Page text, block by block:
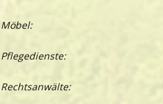
Möbel:
Pflegedienste:
Rechtsanwälte: